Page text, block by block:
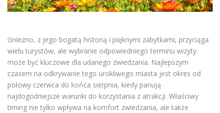
Gniezno, z jego bogatą historią i pięknymi zabytkami, przyciąga
wielu turystów, ale wybranie odpowiedniego terminu wizyty
może być kluczowe dla udanego zwiedzania. Najlepszym
czasem na odkrywanie tego urokliwego miasta jest okres od
połowy czerwca do końca sierpnia, kiedy panują
najdogodniejsze warunki do korzystania z atrakcji. Właściwy
timing nie tylko wpływa na komfort zwiedzania, ale także